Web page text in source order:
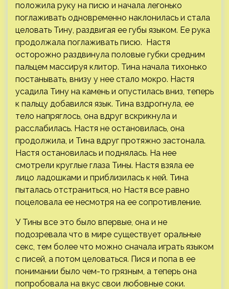
положила руку на писю и начала легонько
поглаживать одновременно наклонилась и стала
целовать Тину, раздвигая ее губы языком. Ее рука
продолжала поглаживать писю. Настя
осторожно раздвинула половые губки средним
пальцем массируя клитор. Тина начала тихонько
постанывать, внизу у нее стало мокро. Настя
усадила Тину на камень и опустилась вниз, теперь
к пальцу добавился язык. Тина вздрогнула, ее
тело напряглось, она вдруг вскрикнула и
расслабилась. Настя не остановилась, она
продолжила, и Тина вдруг протяжно застонала.
Настя остановилась и поднялась. На нее
смотрели круглые глаза Тины. Настя взяла ее
лицо ладошками и приблизилась к ней. Тина
пыталась отстраниться, но Настя все равно
поцеловала ее несмотря на ее сопротивление.
У Тины все это было впервые, она и не
подозревала что в мире существует оральные
секс, тем более что можно сначала играть языком
с писей, а потом целоваться. Пися и попа в ее
понимании было чем-то грязным, а теперь она
попробовала на вкус свои любовные соки.